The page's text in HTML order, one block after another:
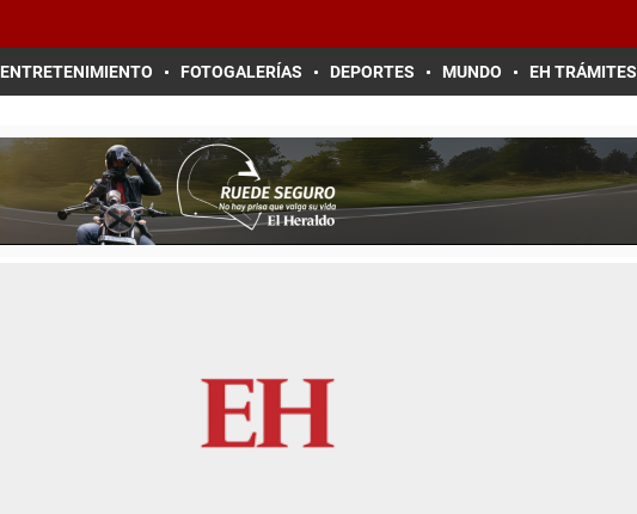
ENTRETENIMIENTO FOTOGALERÍAS DEPORTES MUNDO EH TRÁMITES